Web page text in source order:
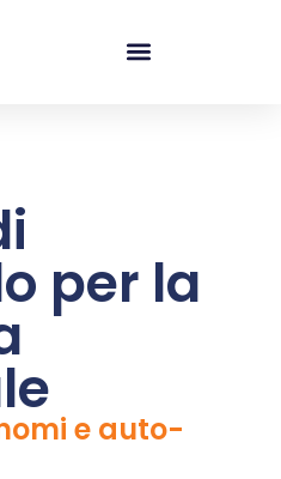
per la
e auto-